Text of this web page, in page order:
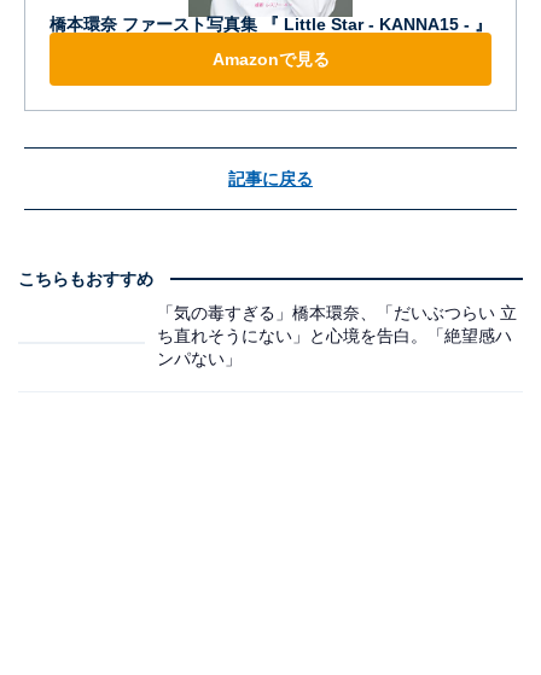
橋本環奈 ファースト写真集 『 Little Star - KANNA15 - 』
Amazonで見る
記事に戻る
こちらもおすすめ
「気の毒すぎる」橋本環奈、「だいぶつらい 立
ち直れそうにない」と心境を告白。「絶望感ハ
ンパない」